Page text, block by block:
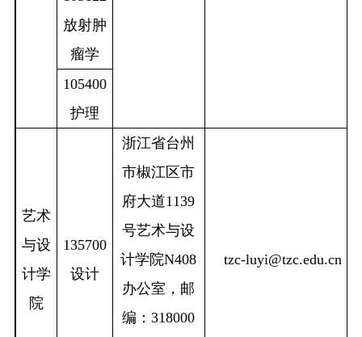
放射肿
瘤学
105400
护理
艺术
与设
计学
院
135700
设计
浙江省台州
市椒江区市
府大道1139
号艺术与设
计学院N408
办公室，邮
编：318000
tzc-luyi@tzc.edu.cn